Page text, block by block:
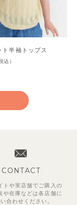
ト半袖トップス
込）
CONTACT
トや実店舗でご購入の
や在庫などは各店舗に
合わせください。